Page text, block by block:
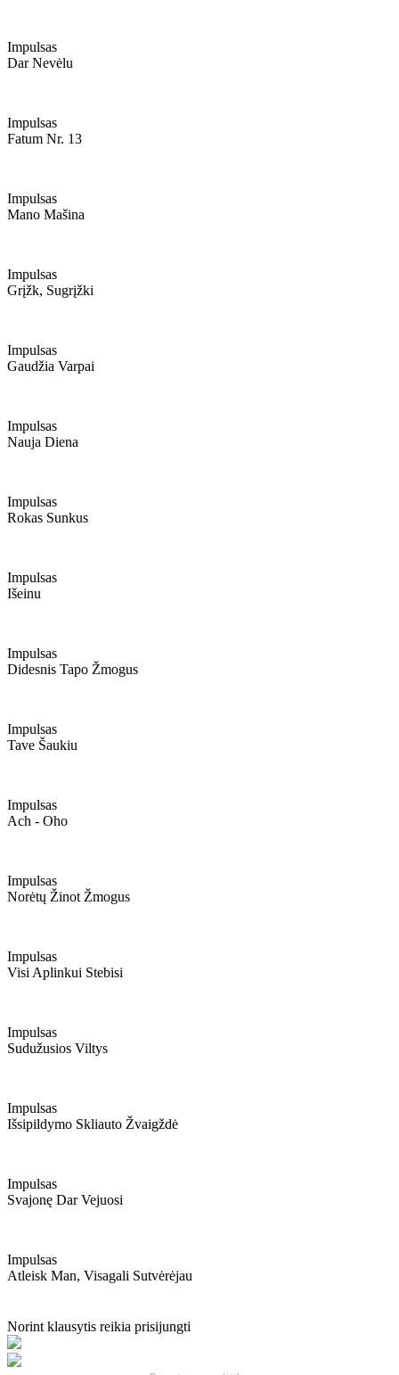
Impulsas
Dar Nevėlu
Impulsas
Fatum Nr. 13
Impulsas
Mano Mašina
Impulsas
Grįžk, Sugrįžki
Impulsas
Gaudžia Varpai
Impulsas
Nauja Diena
Impulsas
Rokas Sunkus
Impulsas
Išeinu
Impulsas
Didesnis Tapo Žmogus
Impulsas
Tave Šaukiu
Impulsas
Ach - Oho
Impulsas
Norėtų Žinot Žmogus
Impulsas
Visi Aplinkui Stebisi
Impulsas
Sudužusios Viltys
Impulsas
Išsipildymo Skliauto Žvaigždė
Impulsas
Svajonę Dar Vejuosi
Impulsas
Atleisk Man, Visagali Sutvėrėjau
Norint klausytis reikia prisijungti